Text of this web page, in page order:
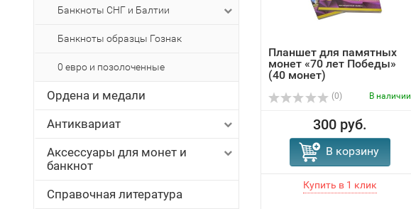
Банкноты СНГ и Балтии
Банкноты образцы Гознак
0 евро и позолоченные
Ордена и медали
Антиквариат
Аксессуары для монет и
банкнот
Справочная литература
Планшет для памятных
монет «70 лет Победы»
(40 монет)
(0) В наличии
300 руб.
В корзину